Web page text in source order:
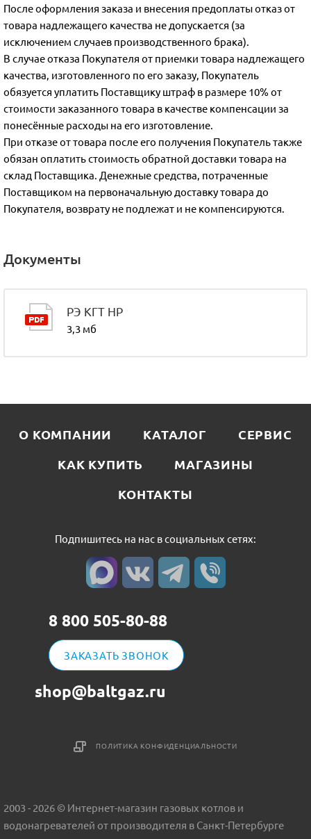
После оформления заказа и внесения предоплаты отказ от
товара надлежащего качества не допускается (за
исключением случаев производственного брака).
В случае отказа Покупателя от приемки товара надлежащего
качества, изготовленного по его заказу, Покупатель
обязуется уплатить Поставщику штраф в размере 10% от
стоимости заказанного товара в качестве компенсации за
понесённые расходы на его изготовление.
При отказе от товара после его получения Покупатель также
обязан оплатить стоимость обратной доставки товара на
склад Поставщика. Денежные средства, потраченные
Поставщиком на первоначальную доставку товара до
Покупателя, возврату не подлежат и не компенсируются.
Документы
РЭ КГT НР
3,3 мб
О КОМПАНИИ КАТАЛОГ
СЕРВИС
КАК КУПИТЬ
МАГАЗИНЫ
КОНТАКТЫ
Подпишитесь на нас в социальных сетях:
8 800 505-80-88
ЗАКАЗАТЬ ЗВОНОК
shop@baltgaz.ru
ПОЛИТИКА КОНФИДЕНЦИАЛЬНОСТИ
2003 - 2026 © Интернет-магазин газовых котлов и
водонагревателей от производителя в Санкт-Петербурге